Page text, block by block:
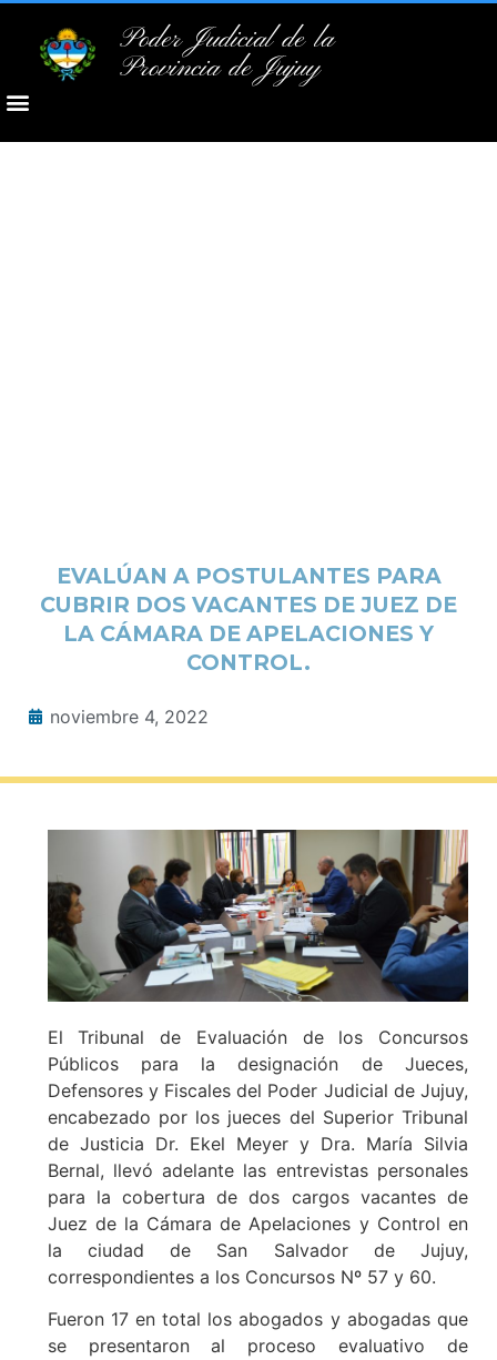
Poder Judicial de la
Provincia de Jujuy
EVALÚAN A POSTULANTES PARA
CUBRIR DOS VACANTES DE JUEZ DE
LA CÁMARA DE APELACIONES Y
CONTROL.
noviembre 4, 2022
El Tribunal de Evaluación de los Concursos
Públicos para la designación de Jueces,
Defensores y Fiscales del Poder Judicial de Jujuy,
encabezado por los jueces del Superior Tribunal
de Justicia Dr. Ekel Meyer y Dra. María Silvia
Bernal, llevó adelante las entrevistas personales
para la cobertura de dos cargos vacantes de
Juez de la Cámara de Apelaciones y Control en
la ciudad de San Salvador de Jujuy,
correspondientes a los Concursos Nº 57 y 60.
Fueron 17 en total los abogados y abogadas que
se presentaron al proceso evaluativo de